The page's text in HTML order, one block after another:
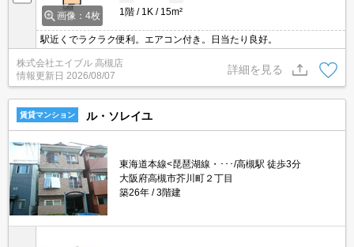
画像：4枚
1階
1K 15m²
駅近くでラクラク便利。エアコン付き。日当たり良好。
株式会社エイブル 高槻店
情報更新日 2026/08/07
詳細を見る
賃貸マンション ル・ソレイユ
東海道本線<琵琶湖線・･･･/高槻駅 徒歩3分
大阪府高槻市芥川町２丁目
築26年
3階建